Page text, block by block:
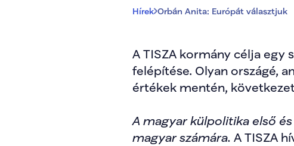
Hírek Orbán Anita: Európát választjuk
A TISZA kormány célja egy
felépítése. Olyan országé,
értékek mentén,
A magyar külpolitika első
magyar számára. A TISZA